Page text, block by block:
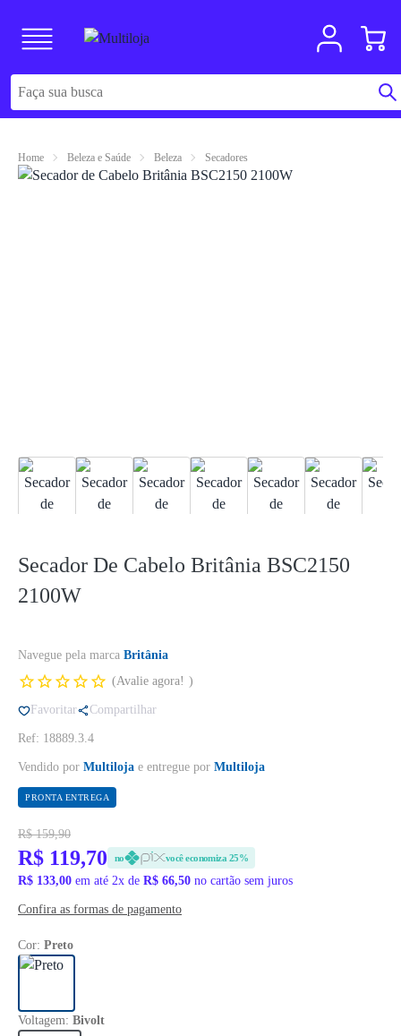
Home Beleza e Saúde Beleza Secadores
Secador De Cabelo Britânia BSC2150
2100W
Navegue pela marca Britânia
Avalie agora!
Favoritar Compartilhar
Ref: 18889.3.4
Vendido por Multiloja e entregue por Multiloja
PRONTA ENTREGA
R$ 159,90
R$ 119,70 no você economiza 25%
R$ 133,00 em até 2x de R$ 66,50 no cartão sem juros
Confira as formas de pagamento
Cor: Preto
Voltagem: Bivolt